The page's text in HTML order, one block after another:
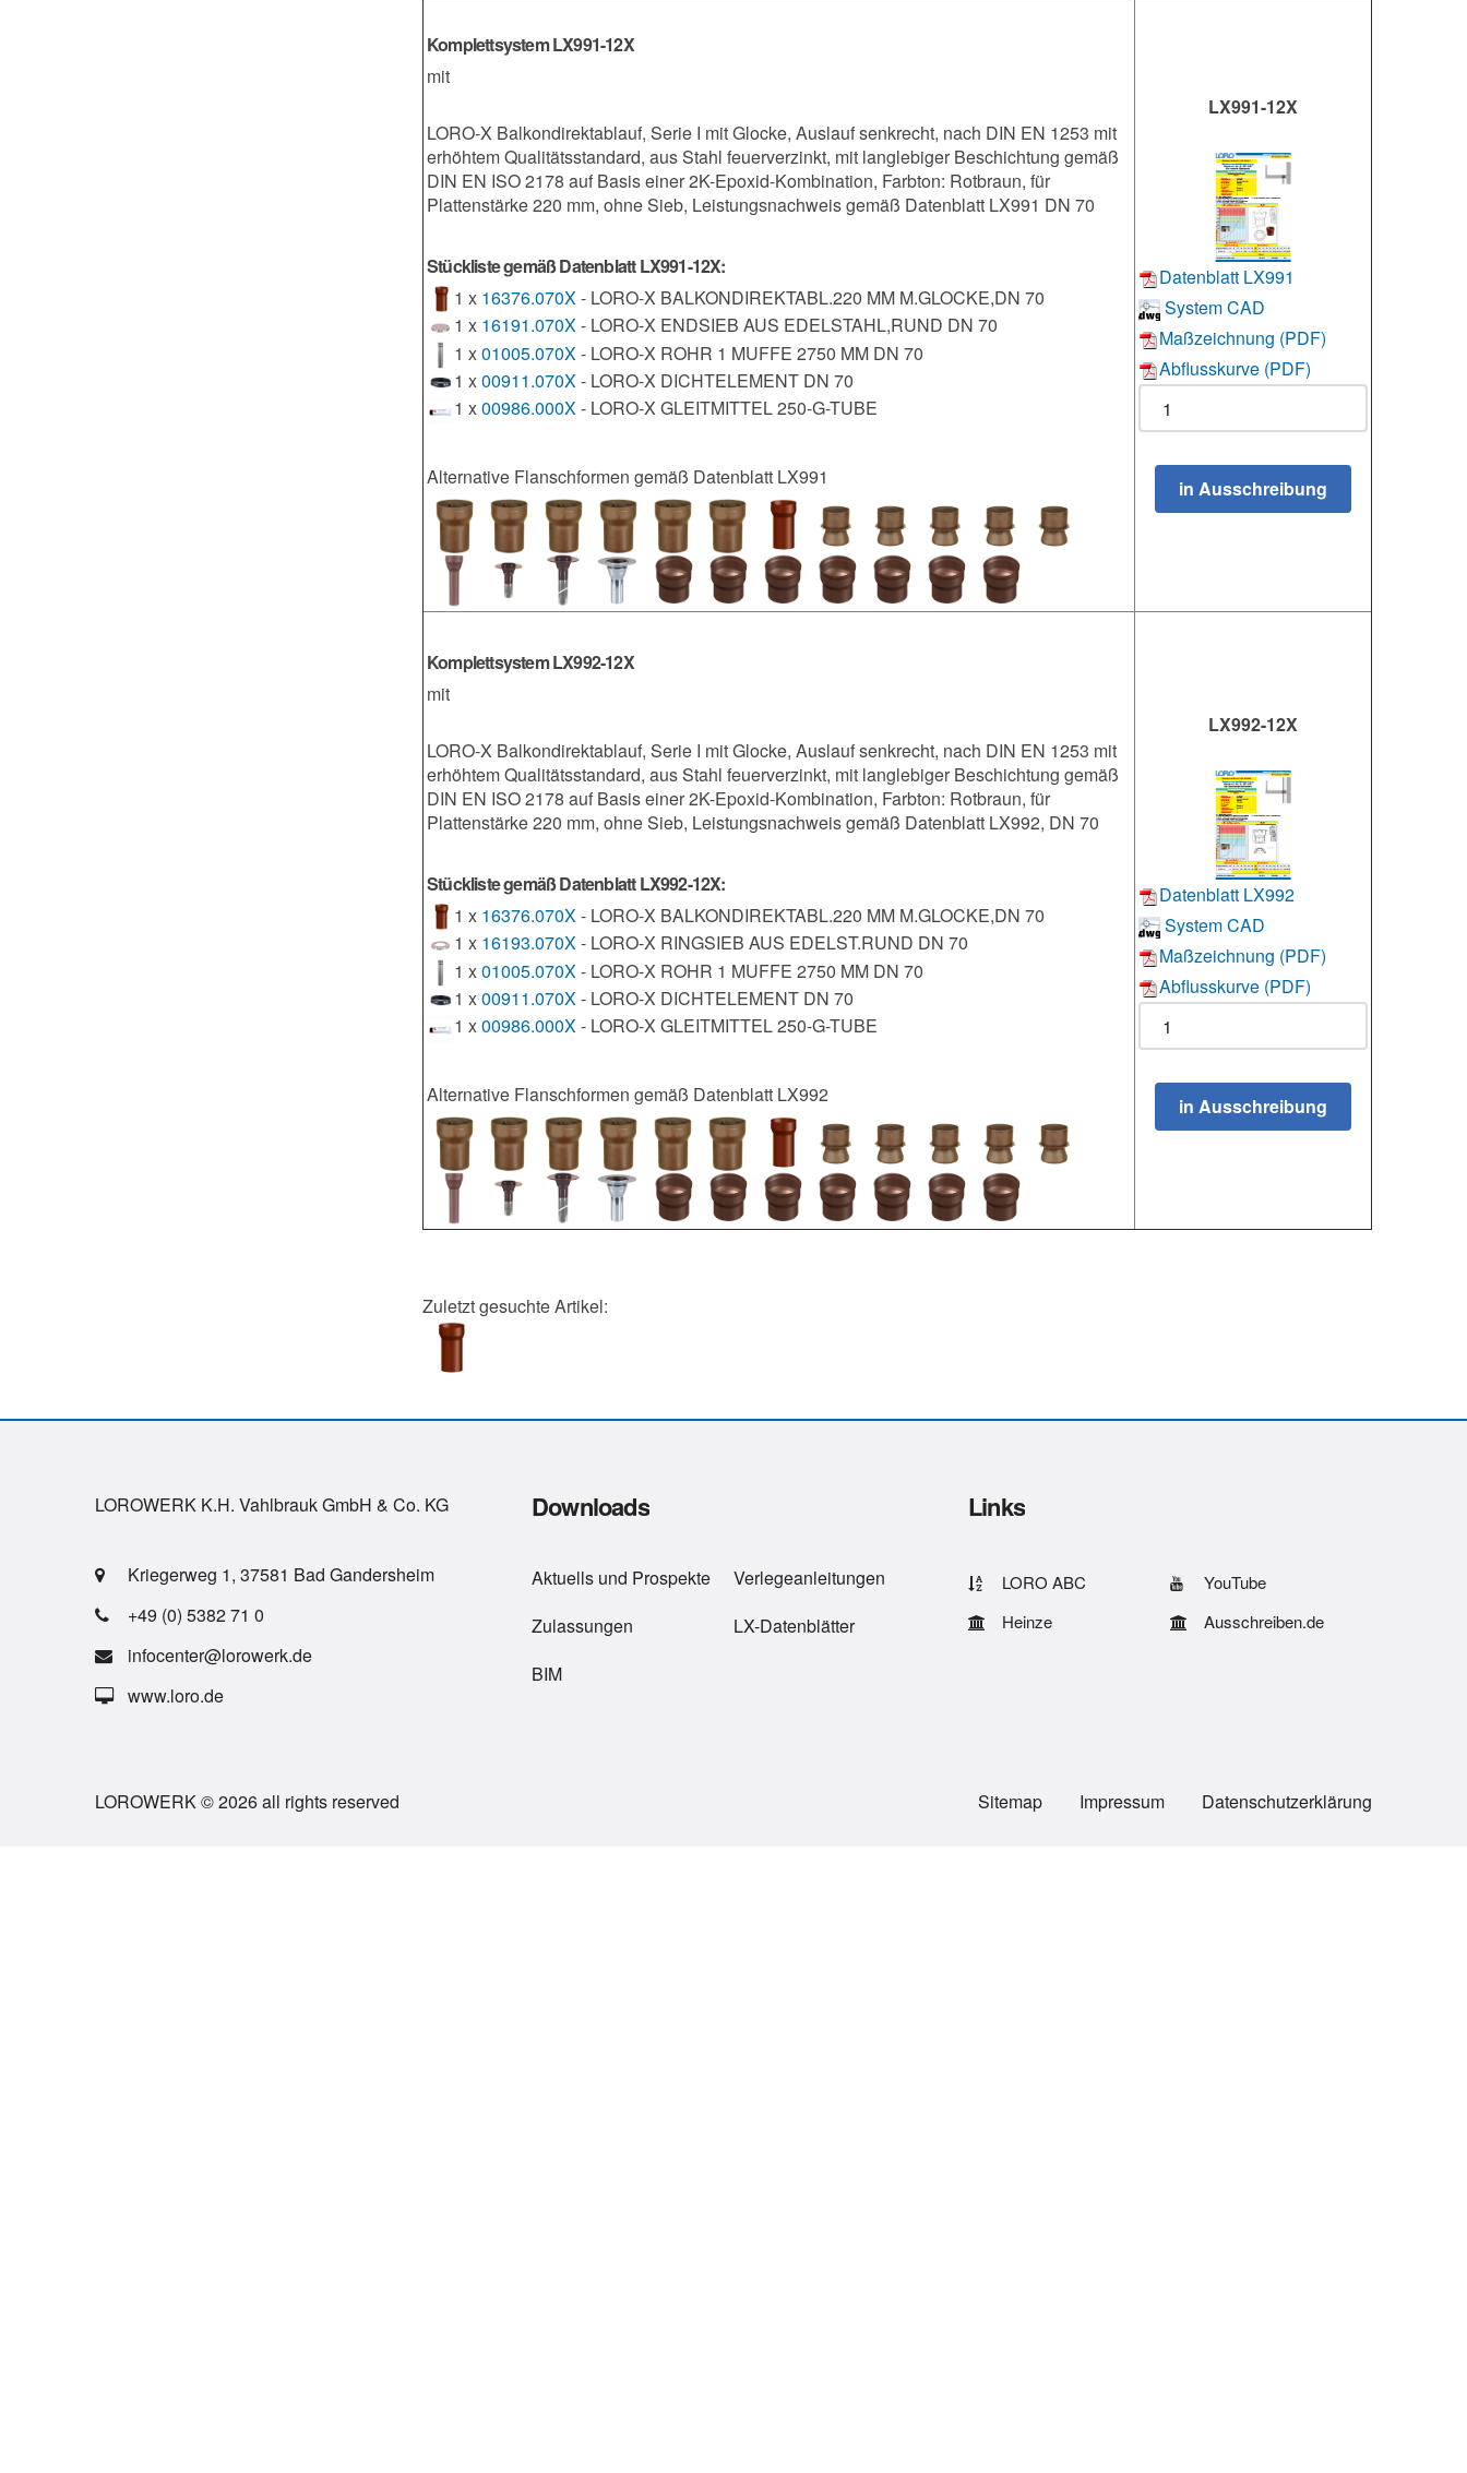
Komplettsystem LX991-12X
mit
LORO-X Balkondirektablauf, Serie I mit Glocke, Auslauf senkrecht, nach DIN EN 1253 mit
erhöhtem Qualitätsstandard, aus Stahl feuerverzinkt, mit langlebiger Beschichtung gemäß
DIN EN ISO 2178 auf Basis einer 2K-Epoxid-Kombination, Farbton: Rotbraun, für
Plattenstärke 220 mm, ohne Sieb, Leistungsnachweis gemäß Datenblatt LX991 DN 70
Stückliste gemäß Datenblatt LX991-12X:
1 x 16376.070X- LORO-X BALKONDIREKTABL.220 MM M.GLOCKE,DN 70
1 x 16191.070X- LORO-X ENDSIEB AUS EDELSTAHL,RUND DN 70
1 x01005.070X- LORO-X ROHR 1 MUFFE 2750 MM DN 70
1 x00911.070X- LORO-X DICHTELEMENT DN 70
1 x00986.000X- LORO-X GLEITMITTEL 250-G-TUBE
Alternative Flanschformen gemäß Datenblatt LX991
LX991-12X
Datenblatt LX991
System CAD
Maßzeichnung (PDF)
Abflusskurve (PDF)
Komplettsystem LX992-12X
mit
LORO-X Balkondirektablauf, Serie I mit Glocke, Auslauf senkrecht, nach DIN EN 1253 mit
erhöhtem Qualitätsstandard, aus Stahl feuerverzinkt, mit langlebiger Beschichtung gemäß
DIN EN ISO 2178 auf Basis einer 2K-Epoxid-Kombination, Farbton: Rotbraun, für
Plattenstärke 220 mm, ohne Sieb, Leistungsnachweis gemäß Datenblatt LX992, DN 70
Stückliste gemäß Datenblatt LX992-12X:
1 x 16376.070X- LORO-X BALKONDIREKTABL.220 MM M.GLOCKE,DN 70
1 x 16193.070X- LORO-X RINGSIEB AUS EDELST.RUND DN 70
1 x01005.070X- LORO-X ROHR 1 MUFFE 2750 MM DN 70
1 x00911.070X- LORO-X DICHTELEMENT DN 70
1 x00986.000X- LORO-X GLEITMITTEL 250-G-TUBE
Alternative Flanschformen gemäß Datenblatt LX992
LX992-12X
Datenblatt LX992
System CAD
Maßzeichnung (PDF)
Abflusskurve (PDF)
Zuletzt gesuchte Artikel:
LOROWERK K.H. Vahlbrauk GmbH & Co. KG
Kriegerweg 1, 37581 Bad Gandersheim
+49 (0) 5382 71 0
infocenter@lorowerk.de
www.loro.de
Downloads
Aktuells und Prospekte
Verlegeanleitungen
Zulassungen
LX-Datenblätter
BIM
Links
LORO ABC
YouTube
Heinze
Ausschreiben.de
LOROWERK © 2026 all rights reserved Sitemap Impressum Datenschutzerklärung